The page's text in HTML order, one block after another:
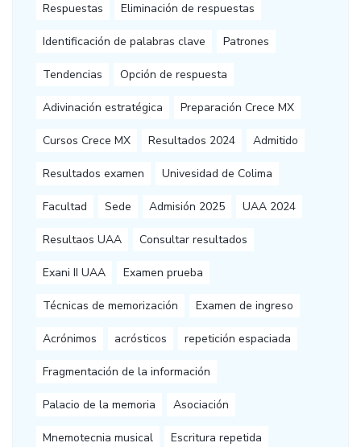
Respuestas Eliminación de respuestas
Identificación de palabras clave Patrones
Tendencias Opción de respuesta
Adivinación estratégica Preparación Crece MX
Cursos Crece MX Resultados 2024 Admitido
Resultados examen Univesidad de Colima
Facultad Sede Admisión 2025 UAA 2024
Resultaos UAA Consultar resultados
Exani II UAA Examen prueba
Técnicas de memorización Examen de ingreso
Acrónimos acrósticos repetición espaciada
Fragmentación de la información
Palacio de la memoria Asociación
Mnemotecnia musical Escritura repetida